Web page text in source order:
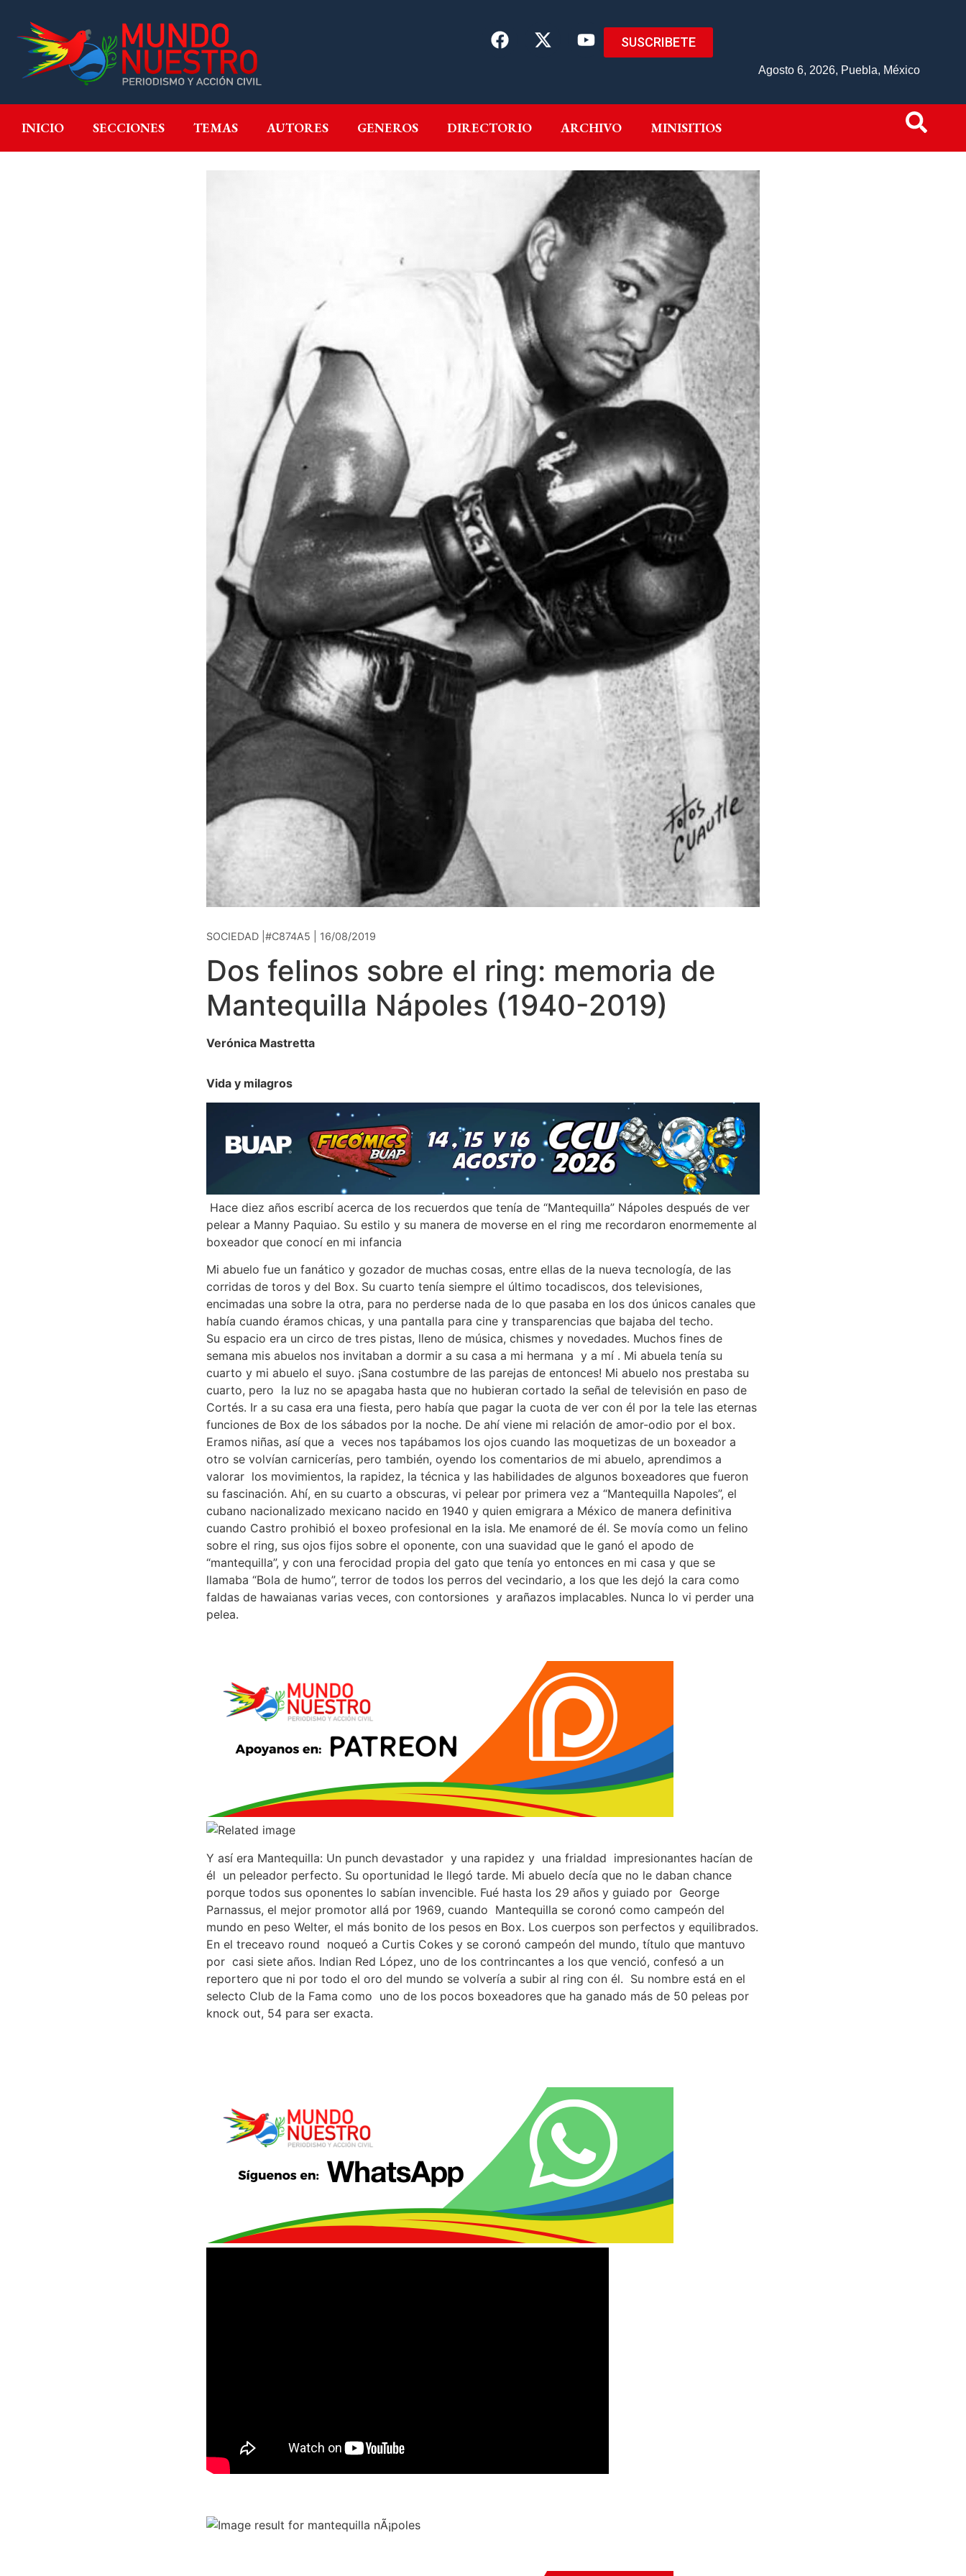
SUSCRIBETE
Agosto 6, 2026, Puebla, México
INICIO SECCIONES TEMAS AUTORES GENEROS DIRECTORIO ARCHIVO MINISITIOS
INICIO SECCIONES GENEROS DIRECTORIO ARCHIVO MINISITIOS
SOCIEDAD |#C874A5 | 16/08/2019
Dos felinos sobre el ring: memoria de
Mantequilla Nápoles (1940-2019)
Verónica Mastretta
Vida y milagros
Hace diez años escribí acerca de los recuerdos que tenía de “Mantequilla” Nápoles después de ver
pelear a Manny Paquiao. Su estilo y su manera de moverse en el ring me recordaron enormemente al
boxeador que conocí en mi infancia
Mi abuelo fue un fanático y gozador de muchas cosas, entre ellas de la nueva tecnología, de las
corridas de toros y del Box. Su cuarto tenía siempre el último tocadiscos, dos televisiones,
encimadas una sobre la otra, para no perderse nada de lo que pasaba en los dos únicos canales que
había cuando éramos chicas, y una pantalla para cine y transparencias que bajaba del techo.
Su espacio era un circo de tres pistas, lleno de música, chismes y novedades. Muchos fines de
semana mis abuelos nos invitaban a dormir a su casa a mi hermana y a mí . Mi abuela tenía su
cuarto y mi abuelo el suyo. ¡Sana costumbre de las parejas de entonces! Mi abuelo nos prestaba su
cuarto, pero la luz no se apagaba hasta que no hubieran cortado la señal de televisión en paso de
Cortés. Ir a su casa era una fiesta, pero había que pagar la cuota de ver con él por la tele las eternas
funciones de Box de los sábados por la noche. De ahí viene mi relación de amor-odio por el box.
Eramos niñas, así que a veces nos tapábamos los ojos cuando las moquetizas de un boxeador a
otro se volvían carnicerías, pero también, oyendo los comentarios de mi abuelo, aprendimos a
valorar los movimientos, la rapidez, la técnica y las habilidades de algunos boxeadores que fueron
su fascinación. Ahí, en su cuarto a obscuras, vi pelear por primera vez a “Mantequilla Napoles”, el
cubano nacionalizado mexicano nacido en 1940 y quien emigrara a México de manera definitiva
cuando Castro prohibió el boxeo profesional en la isla. Me enamoré de él. Se movía como un felino
sobre el ring, sus ojos fijos sobre el oponente, con una suavidad que le ganó el apodo de
“mantequilla”, y con una ferocidad propia del gato que tenía yo entonces en mi casa y que se
llamaba “Bola de humo”, terror de todos los perros del vecindario, a los que les dejó la cara como
faldas de hawaianas varias veces, con contorsiones y arañazos implacables. Nunca lo vi perder una
pelea.
Y así era Mantequilla: Un punch devastador y una rapidez y una frialdad impresionantes hacían de
él un peleador perfecto. Su oportunidad le llegó tarde. Mi abuelo decía que no le daban chance
porque todos sus oponentes lo sabían invencible. Fué hasta los 29 años y guiado por George
Parnassus, el mejor promotor allá por 1969, cuando Mantequilla se coronó como campeón del
mundo en peso Welter, el más bonito de los pesos en Box. Los cuerpos son perfectos y equilibrados.
En el treceavo round noqueó a Curtis Cokes y se coronó campeón del mundo, título que mantuvo
por casi siete años. Indian Red López, uno de los contrincantes a los que venció, confesó a un
reportero que ni por todo el oro del mundo se volvería a subir al ring con él. Su nombre está en el
selecto Club de la Fama como uno de los pocos boxeadores que ha ganado más de 50 peleas por
knock out, 54 para ser exacta.